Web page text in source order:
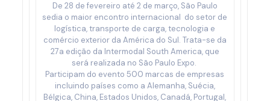
De 28 de fevereiro até 2 de março, São Paulo
sedia o maior encontro internacional do setor de
logística, transporte de carga, tecnologia e
comércio exterior da América do Sul. Trata-se da
27a edição da Intermodal South America, que
será realizada no São Paulo Expo.
Participam do evento 500 marcas de empresas
incluindo países como a Alemanha, Suécia,
Bélgica, China, Estados Unidos, Canadá, Portugal,